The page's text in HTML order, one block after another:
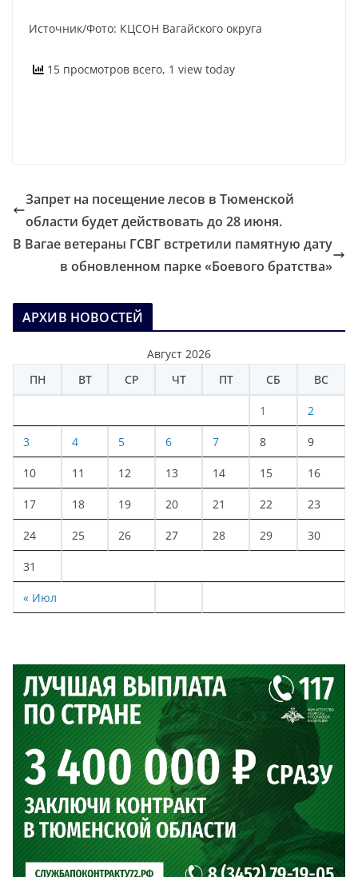
Источник/Фото: КЦСОН Вагайского округа
15 просмотров всего, 1 view today
Запрет на посещение лесов в Тюменской
области будет действовать до 28 июня.
В Вагае ветераны ГСВГ встретили памятную дату
в обновленном парке «Боевого братства»
АРХИВ НОВОСТЕЙ
Август 2026
ПН
ВТ СР ЧТ ПТ СБ ВС
« Июл
1 2
3 4 5 6 7 8 9
10 11 12 13 14 15 16
17 18 19 20 21 22 23
24 25 26 27 28 29 30
31